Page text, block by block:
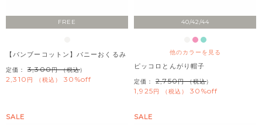
FREE
【バンブーコットン】バニーおくるみ
定価： 3,300 （税込）
2,310 税込 30%off
40/42/44
他のカラーを見る
ピッコロとんがり帽子
定価： 2,750 （税込）
1,925 税込 30%off
SALE SALE